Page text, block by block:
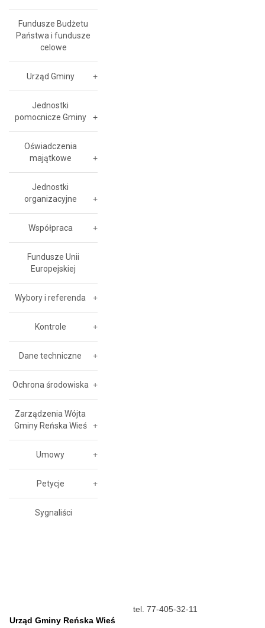
Fundusze Budżetu
Państwa i fundusze
celowe
Urząd Gminy
Jednostki
pomocnicze Gminy
Oświadczenia
majątkowe
Jednostki
organizacyjne
Współpraca
Fundusze Unii
Europejskiej
Wybory i referenda
Kontrole
Dane techniczne
Ochrona środowiska
Zarządzenia Wójta
Gminy Reńska Wieś
Umowy
Petycje
Sygnaliści
Urząd Gminy Reńska Wieś
tel. 77-405-32-11